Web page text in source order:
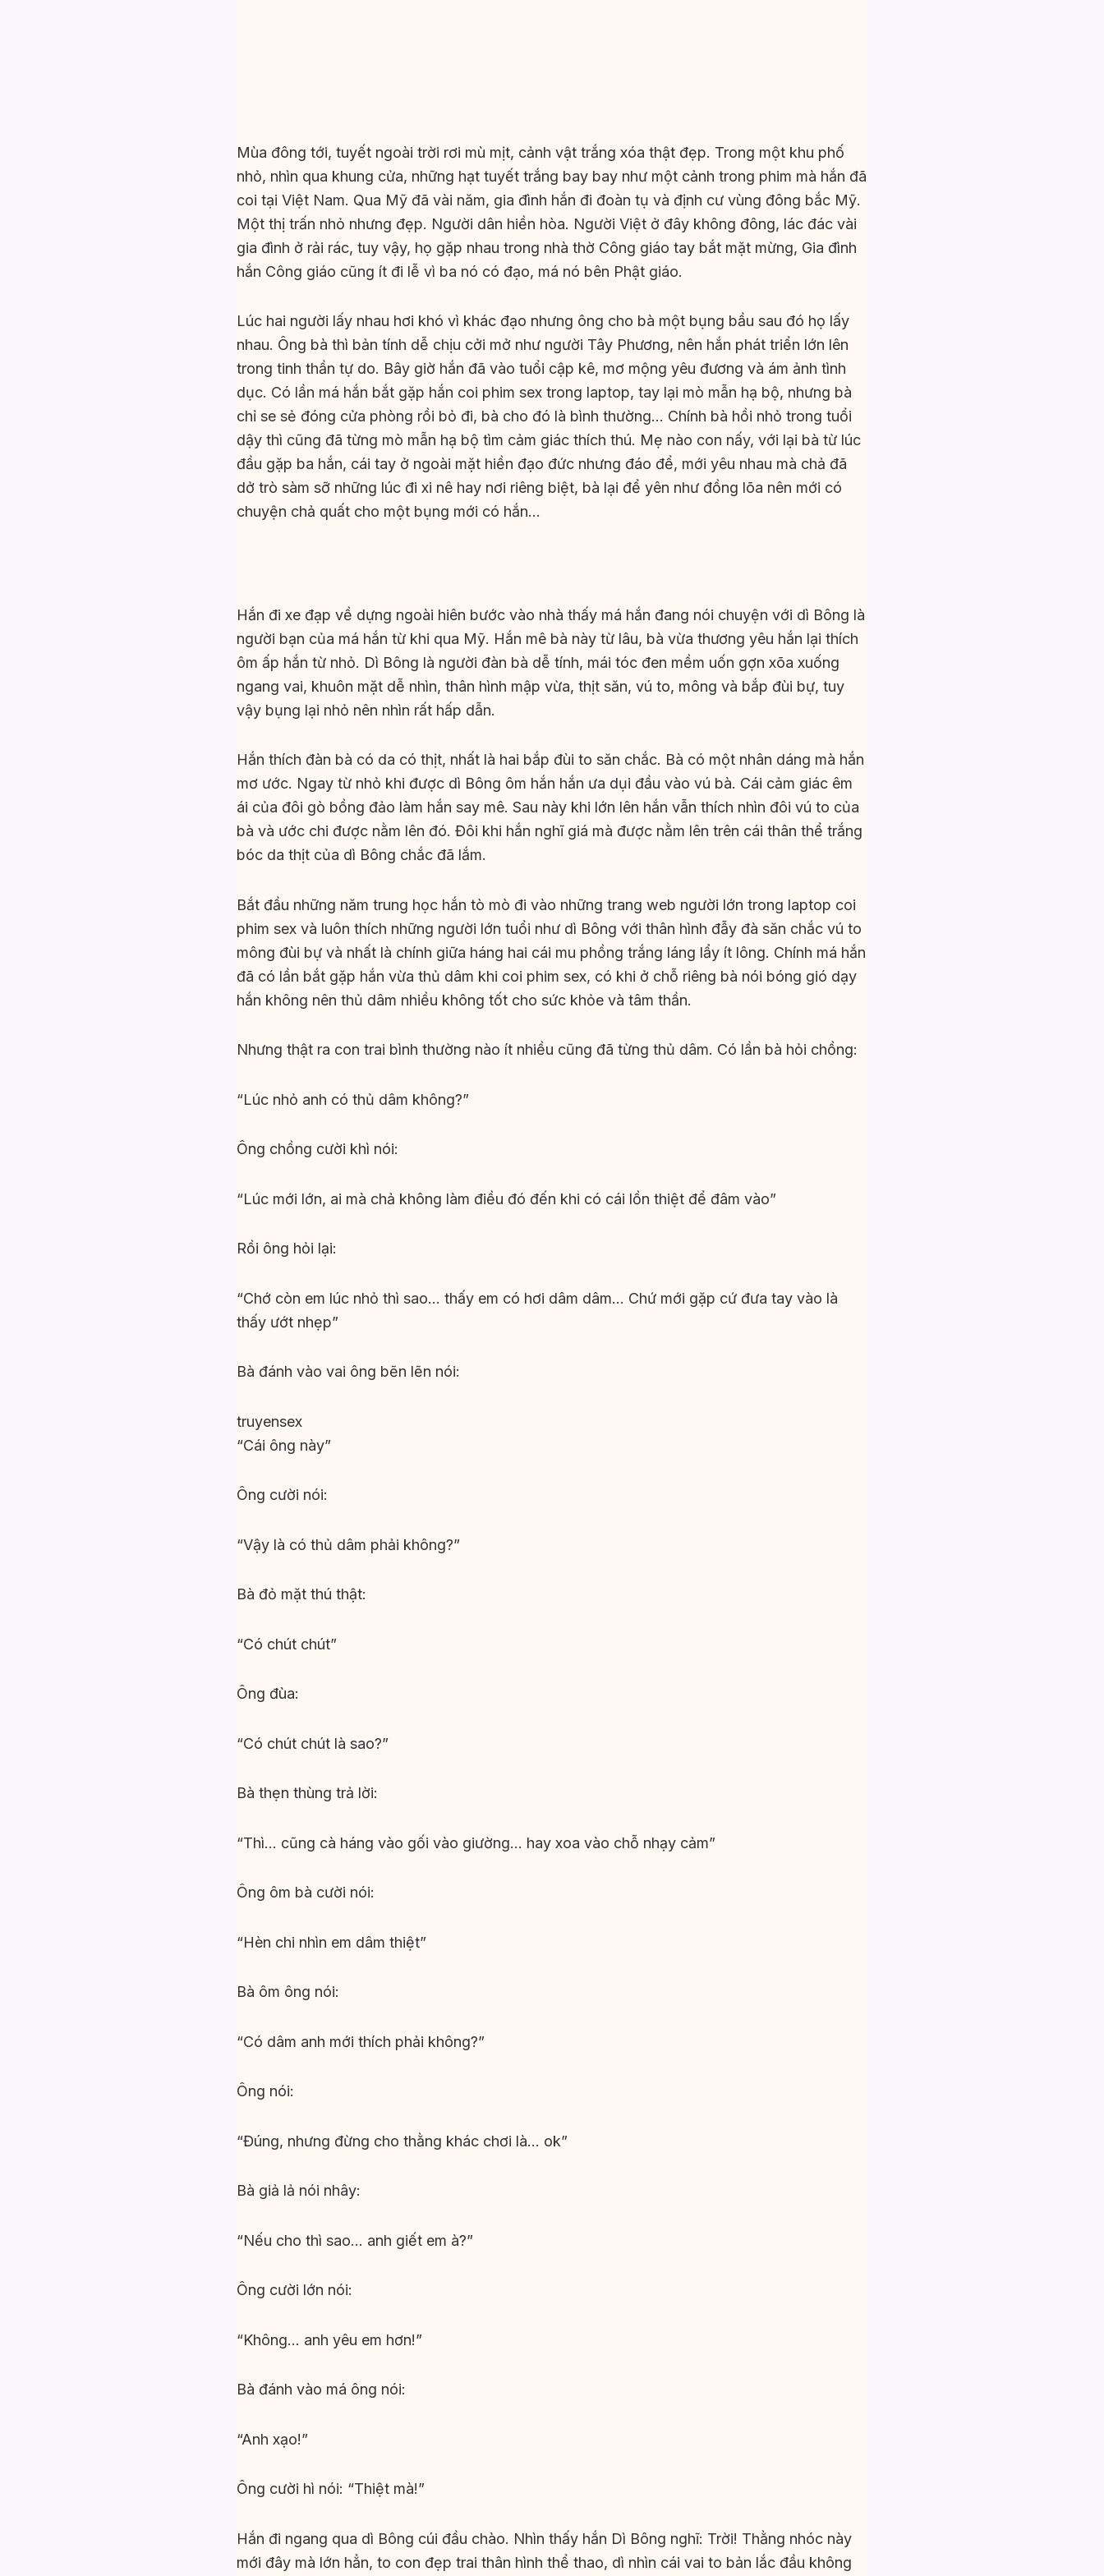
Mùa đông tới, tuyết ngoài trời rơi mù mịt, cảnh vật trắng xóa thật đẹp. Trong một khu phố
nhỏ, nhìn qua khung cửa, những hạt tuyết trắng bay bay như một cảnh trong phim mà hắn đã
coi tại Việt Nam. Qua Mỹ đã vài năm, gia đình hắn đi đoàn tụ và định cư vùng đông bắc Mỹ.
Một thị trấn nhỏ nhưng đẹp. Người dân hiền hòa. Người Việt ở đây không đông, lác đác vài
gia đình ở rải rác, tuy vậy, họ gặp nhau trong nhà thờ Công giáo tay bắt mặt mừng, Gia đình
hắn Công giáo cũng ít đi lễ vì ba nó có đạo, má nó bên Phật giáo.
Lúc hai người lấy nhau hơi khó vì khác đạo nhưng ông cho bà một bụng bầu sau đó họ lấy
nhau. Ông bà thì bản tính dễ chịu cởi mở như người Tây Phương, nên hắn phát triển lớn lên
trong tinh thần tự do. Bây giờ hắn đã vào tuổi cập kê, mơ mộng yêu đương và ám ảnh tình
dục. Có lần má hắn bắt gặp hắn coi phim sex trong laptop, tay lại mò mẫn hạ bộ, nhưng bà
chỉ se sẻ đóng cửa phòng rồi bỏ đi, bà cho đó là bình thường… Chính bà hồi nhỏ trong tuổi
dậy thì cũng đã từng mò mẫn hạ bộ tìm cảm giác thích thú. Mẹ nào con nấy, với lại bà từ lúc
đầu gặp ba hắn, cái tay ở ngoài mặt hiền đạo đức nhưng đáo để, mới yêu nhau mà chả đã
dở trò sàm sỡ những lúc đi xi nê hay nơi riêng biệt, bà lại để yên như đồng lõa nên mới có
chuyện chả quất cho một bụng mới có hắn…
Hắn đi xe đạp về dựng ngoài hiên bước vào nhà thấy má hắn đang nói chuyện với dì Bông là
người bạn của má hắn từ khi qua Mỹ. Hắn mê bà này từ lâu, bà vừa thương yêu hắn lại thích
ôm ấp hắn từ nhỏ. Dì Bông là người đàn bà dễ tính, mái tóc đen mềm uốn gợn xõa xuống
ngang vai, khuôn mặt dễ nhìn, thân hình mập vừa, thịt săn, vú to, mông và bắp đùi bự, tuy
vậy bụng lại nhỏ nên nhìn rất hấp dẫn.
Hắn thích đàn bà có da có thịt, nhất là hai bắp đùi to săn chắc. Bà có một nhân dáng mà hắn
mơ ước. Ngay từ nhỏ khi được dì Bông ôm hắn hắn ưa dụi đầu vào vú bà. Cái cảm giác êm
ái của đôi gò bồng đảo làm hắn say mê. Sau này khi lớn lên hắn vẫn thích nhìn đôi vú to của
bà và ước chi được nằm lên đó. Đôi khi hắn nghĩ giá mà được nằm lên trên cái thân thể trắng
bóc da thịt của dì Bông chắc đã lắm.
Bắt đầu những năm trung học hắn tò mò đi vào những trang web người lớn trong laptop coi
phim sex và luôn thích những người lớn tuổi như dì Bông với thân hình đẫy đà săn chắc vú to
mông đùi bự và nhất là chính giữa háng hai cái mu phồng trắng láng lẩy ít lông. Chính má hắn
đã có lần bắt gặp hắn vừa thủ dâm khi coi phim sex, có khi ở chỗ riêng bà nói bóng gió dạy
hắn không nên thủ dâm nhiều không tốt cho sức khỏe và tâm thần.
Nhưng thật ra con trai bình thường nào ít nhiều cũng đã từng thủ dâm. Có lần bà hỏi chồng:
“Lúc nhỏ anh có thủ dâm không?”
Ông chồng cười khì nói:
“Lúc mới lớn, ai mà chả không làm điều đó đến khi có cái lồn thiệt để đâm vào”
Rồi ông hỏi lại:
“Chớ còn em lúc nhỏ thì sao… thấy em có hơi dâm dâm… Chứ mới gặp cứ đưa tay vào là
thấy ướt nhẹp”
Bà đánh vào vai ông bẽn lẽn nói:
truyensex
“Cái ông này”
Ông cười nói:
“Vậy là có thủ dâm phải không?”
Bà đỏ mặt thú thật:
“Có chút chút”
Ông đùa:
“Có chút chút là sao?”
Bà thẹn thùng trả lời:
“Thì… cũng cà háng vào gối vào giường… hay xoa vào chỗ nhạy cảm”
Ông ôm bà cười nói:
“Hèn chi nhìn em dâm thiệt”
Bà ôm ông nói:
“Có dâm anh mới thích phải không?”
Ông nói:
“Đúng, nhưng đừng cho thằng khác chơi là… ok”
Bà giả lả nói nhây:
“Nếu cho thì sao… anh giết em à?”
Ông cười lớn nói:
“Không… anh yêu em hơn!”
Bà đánh vào má ông nói:
“Anh xạo!”
Ông cười hì nói: “Thiệt mà!”
Hắn đi ngang qua dì Bông cúi đầu chào. Nhìn thấy hắn Dì Bông nghĩ: Trời! Thằng nhóc này
mới đây mà lớn hẳn, to con đẹp trai thân hình thể thao, dì nhìn cái vai to bản lắc đầu không